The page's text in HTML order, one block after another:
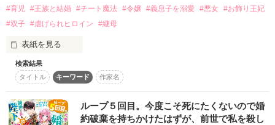
それでもひっそりと真面目に生きていこうと気を取り直すが、
うもので、なんと朝起きたらお腹から勝手に子供が話しかけて
きた！
『ママ！　早く僕を産んでよ！』
「私に竜王様のお妃様は無理だよ！」
#育児 #王族と結婚 #チート魔法 #令嬢 #義息子を溺愛 #悪女 #お飾り王妃
#双子 #虐げられヒロイン #継母
表紙を見る
*:・ﾟ*.+ ❀ *:・ﾟ*.+ *:・ﾟ*.+ ❀ *:・ﾟ*.+ *:・ﾟ*.+ ❀
第一章　試し読み公開中
*:・ﾟ*.+ ❀ *:・ﾟ*.+ *:・ﾟ*.+ ❀ *:・ﾟ*.+ *:・ﾟ*.+ ❀
絆深まる第2巻！
検索結果
タイトル
キーワード 作家名
ループ５回目。今度こそ死にたくないので婚
約破棄を持ちかけたはずが、前世で私を殺し